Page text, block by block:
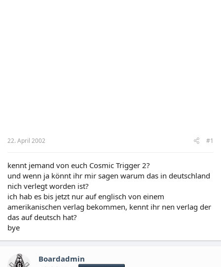
22. April 2002 #1
kennt jemand von euch Cosmic Trigger 2?
und wenn ja könnt ihr mir sagen warum das in deutschland
nich verlegt worden ist?
ich hab es bis jetzt nur auf englisch von einem
amerikanischen verlag bekommen, kennt ihr nen verlag der
das auf deutsch hat?
bye
Boardadmin